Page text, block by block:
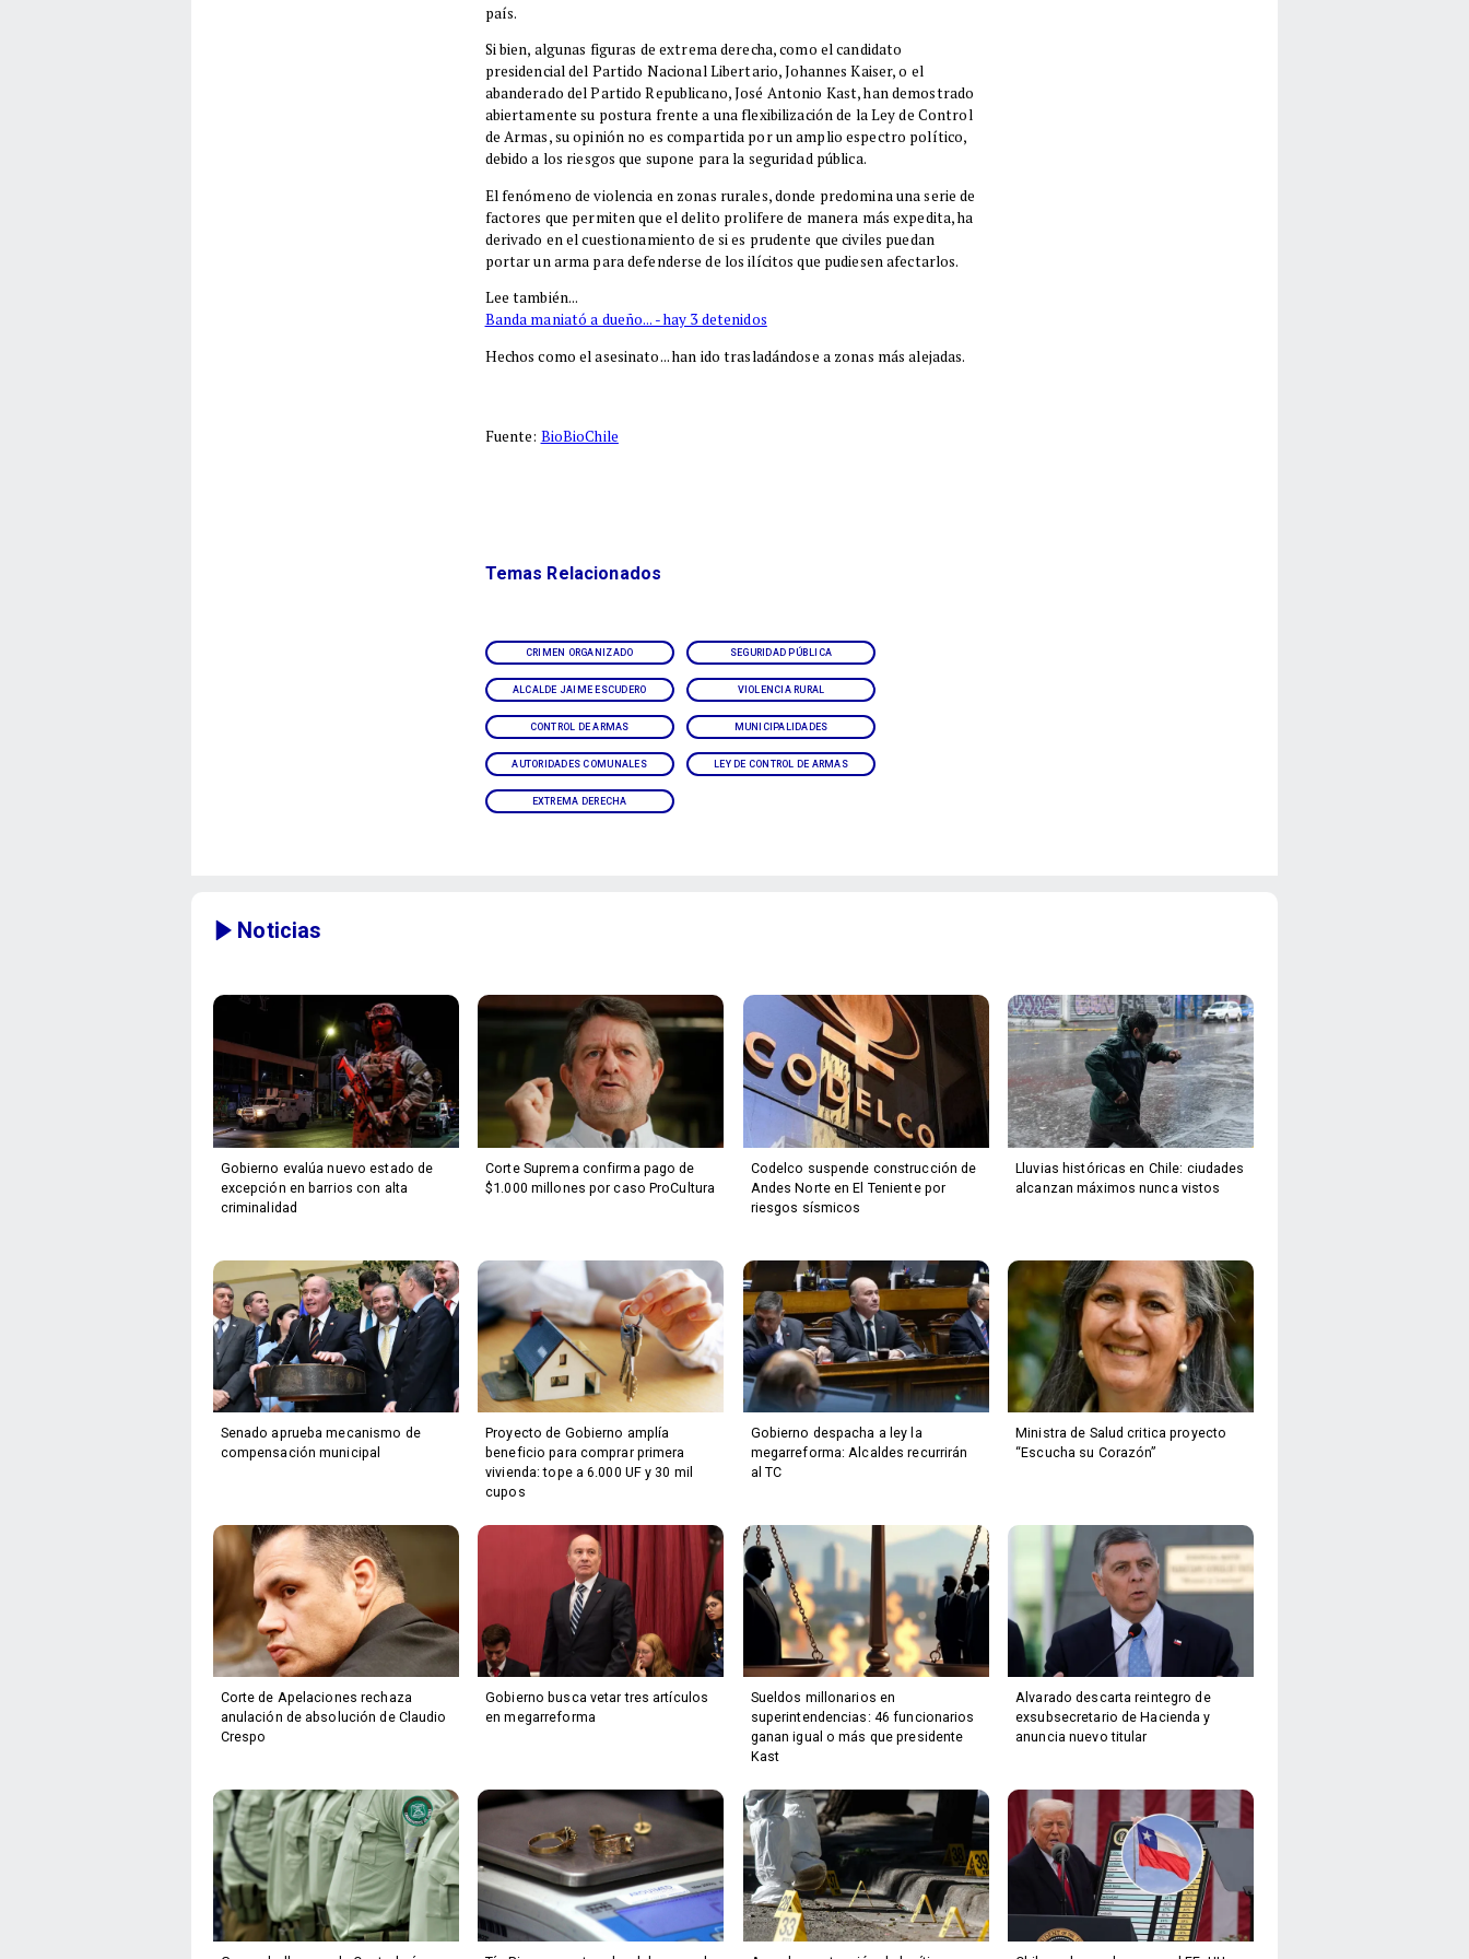
país.
Si bien, algunas figuras de extrema derecha, como el candidato
presidencial del Partido Nacional Libertario, Johannes Kaiser, o el
abanderado del Partido Republicano, José Antonio Kast, han demostrado
abiertamente su postura frente a una flexibilización de la Ley de Control
de Armas, su opinión no es compartida por un amplio espectro político,
debido a los riesgos que supone para la seguridad pública.
El fenómeno de violencia en zonas rurales, donde predomina una serie de
factores que permiten que el delito prolifere de manera más expedita, ha
derivado en el cuestionamiento de si es prudente que civiles puedan
portar un arma para defenderse de los ilícitos que pudiesen afectarlos.
Lee también...
Banda maniató a dueño... - hay 3 detenidos
Hechos como el asesinato... han ido trasladándose a zonas más alejadas.
Fuente: BioBioChile
CRIMEN ORGANIZADO SEGURIDAD PÚBLICA
ALCALDE JAIME ESCUDERO VIOLENCIA RURAL
CONTROL DE ARMAS MUNICIPALIDADES
AUTORIDADES COMUNALES LEY DE CONTROL DE ARMAS
EXTREMA DERECHA
Temas Relacionados
Noticias
Gobierno evalúa nuevo estado de
excepción en barrios con alta
criminalidad
Corte Suprema confirma pago de
$1.000 millones por caso ProCultura
Codelco suspende construcción de
Andes Norte en El Teniente por
riesgos sísmicos
Lluvias históricas en Chile: ciudades
alcanzan máximos nunca vistos
Senado aprueba mecanismo de
compensación municipal
Proyecto de Gobierno amplía
beneficio para comprar primera
vivienda: tope a 6.000 UF y 30 mil
cupos
Gobierno despacha a ley la
megarreforma: Alcaldes recurrirán
al TC
Ministra de Salud critica proyecto
“Escucha su Corazón”
Corte de Apelaciones rechaza
anulación de absolución de Claudio
Crespo
Gobierno busca vetar tres artículos
en megarreforma
Sueldos millonarios en
superintendencias: 46 funcionarios
ganan igual o más que presidente
Kast
Alvarado descarta reintegro de
exsubsecretario de Hacienda y
anuncia nuevo titular